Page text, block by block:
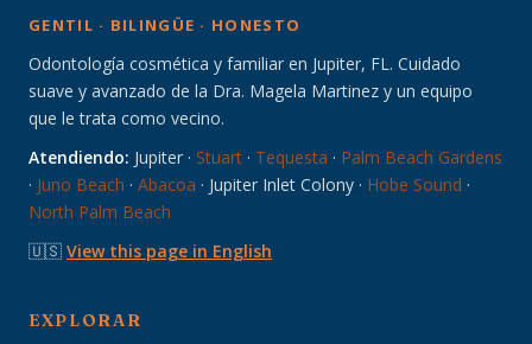
GENTIL · BILINGÜE · HONESTO
Odontología cosmética y familiar en Jupiter, FL. Cuidado
suave y avanzado de la Dra. Magela Martinez y un equipo
que le trata como vecino.
Atendiendo: Jupiter · Stuart · Tequesta · Palm Beach Gardens
· Juno Beach · Abacoa · Jupiter Inlet Colony · Hobe Sound ·
North Palm Beach
🇺🇸 View this page in English
EXPLORAR